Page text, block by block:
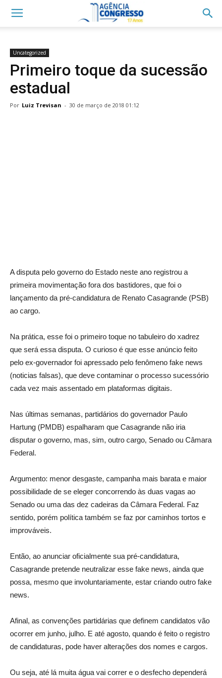
Uncategorized
Primeiro toque da sucessão
estadual
Por Luiz Trevisan - 30 de março de 2018 01:12
A disputa pelo governo do Estado neste ano registrou a
primeira movimentação fora dos bastidores, que foi o
lançamento da pré-candidatura de Renato Casagrande (PSB)
ao cargo.
Na prática, esse foi o primeiro toque no tabuleiro do xadrez
que será essa disputa. O curioso é que esse anúncio feito
pelo ex-governador foi apressado pelo fenômeno fake news
(noticias falsas), que deve contaminar o processo sucessório
cada vez mais assentado em plataformas digitais.
Nas últimas semanas, partidários do governador Paulo
Hartung (PMDB) espalharam que Casagrande não iria
disputar o governo, mas, sim, outro cargo, Senado ou Câmara
Federal.
Argumento: menor desgaste, campanha mais barata e maior
possibilidade de se eleger concorrendo às duas vagas ao
Senado ou uma das dez cadeiras da Câmara Federal. Faz
sentido, porém política também se faz por caminhos tortos e
improváveis.
Então, ao anunciar oficialmente sua pré-candidatura,
Casagrande pretende neutralizar esse fake news, ainda que
possa, mesmo que involuntariamente, estar criando outro fake
news.
Afinal, as convenções partidárias que definem candidatos vão
ocorrer em junho, julho. E até agosto, quando é feito o registro
de candidaturas, pode haver alterações dos nomes e cargos.
Ou seja, até lá muita água vai correr e o desfecho dependerá